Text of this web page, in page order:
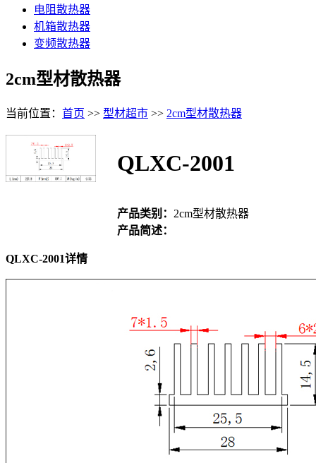
电阻散热器
机箱散热器
变频散热器
2cm型材散热器
当前位置： 首页 >> 型材超市 >> 2cm型材散热器
QLXC-2001
产品类别： 2cm型材散热器
产品简述：
QLXC-2001详情